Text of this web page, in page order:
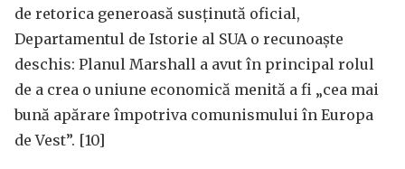
de retorica generoasă susținută oficial,
Departamentul de Istorie al SUA o recunoaște
deschis: Planul Marshall a avut în principal rolul
de a crea o uniune economică menită a fi „cea mai
bună apărare împotriva comunismului în Europa
de Vest”. [10]